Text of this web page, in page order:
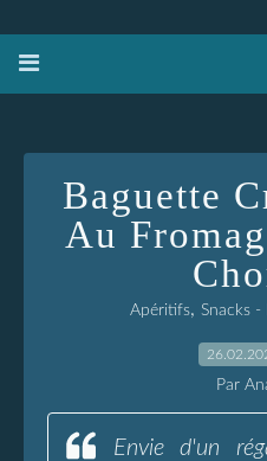
Baguette
Au
Apéritifs, Snacks -
Par
Envie d'un